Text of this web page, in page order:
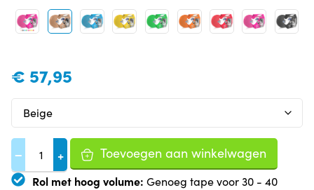
€ 57,95
− + Toevoegen aan winkelwagen
Rol met hoog volume: Genoeg tape voor 30 - 40